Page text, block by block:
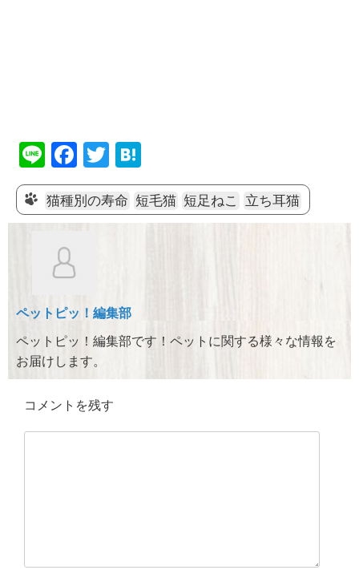
Li
n
e
F
a
c
e
o
k
T
wi
tt
er
at
e
n
猫種別の寿命 短毛猫 短足ねこ 立ち耳猫
ペットピッ！編集部
ペットピッ！編集部です！ペットに関する様々な情報を
お届けします。
コメントを残す